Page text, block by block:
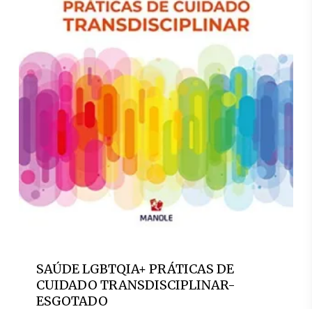
SAÚDE LGBTQIA+ PRÁTICAS DE
CUIDADO TRANSDISCIPLINAR-
ESGOTADO